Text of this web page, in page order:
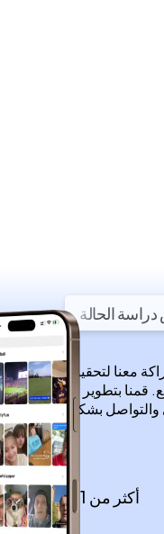
الحالة
قمنا بتطوير وتسليم
والتواصل بشكل أصيل
فريقنا على ضمان إطلاق سلس للتطبيق، ووضع الأساس لنمو كلابر.
أكثر من 1 مليون عملية تنزيل